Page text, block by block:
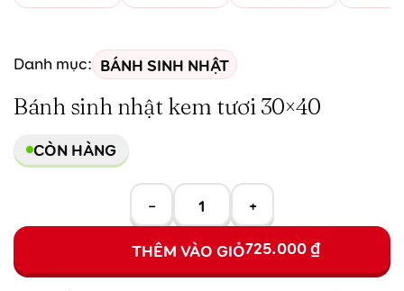
Danh mục: BÁNH SINH NHẬT
Bánh sinh nhật kem tươi 30×40
CÒN HÀNG
−
+
THÊM VÀO GIỎ725.000₫